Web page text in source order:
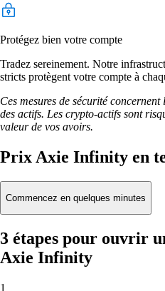
Protégez bien votre compte
Tradez sereinement. Notre
stricts protègent votre compte à
Ces mesures de sécurité
des actifs. Les crypto-actifs sont
valeur de vos avoirs.
Prix Axie Infinity en
Commencez en quelques minutes
3 étapes pour ouvrir
Axie Infinity
1